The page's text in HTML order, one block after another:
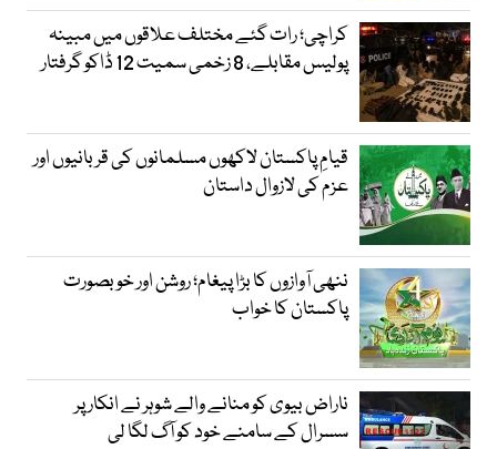
کراچی؛ رات گئے مختلف علاقوں میں مبینہ
پولیس مقابلے، 8 زخمی سمیت 12 ڈاکو گرفتار
قیامِ پاکستان لاکھوں مسلمانوں کی قربانیوں اور
عزم کی لازوال داستان
ننھی آوازوں کا بڑا پیغام؛ روشن اور خوبصورت
پاکستان کا خواب
ناراض بیوی کو منانے والے شوہر نے انکار پر
سسرال کے سامنے خود کو آگ لگا لی